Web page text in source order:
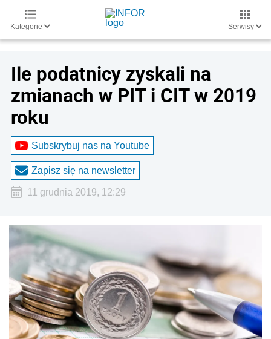
Kategorie Serwisy
Ile podatnicy zyskali na
zmianach w PIT i CIT w 2019
roku
Subskrybuj nas na Youtube
Zapisz się na newsletter
11 grudnia 2019, 12:29